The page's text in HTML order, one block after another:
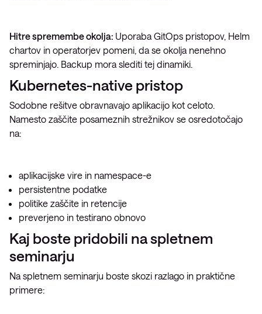
Hitre spremembe okolja: Uporaba GitOps pristopov, Helm
chartov in operatorjev pomeni, da se okolja nenehno
spreminjajo. Backup mora slediti tej dinamiki.
Kubernetes-native pristop
Sodobne rešitve obravnavajo aplikacijo kot celoto.
Namesto zaščite posameznih strežnikov se osredotočajo
na:
aplikacijske vire in namespace-e
persistentne podatke
politike zaščite in retencije
preverjeno in testirano obnovo
Kaj boste pridobili na spletnem
seminarju
Na spletnem seminarju boste skozi razlago in praktične
primere: